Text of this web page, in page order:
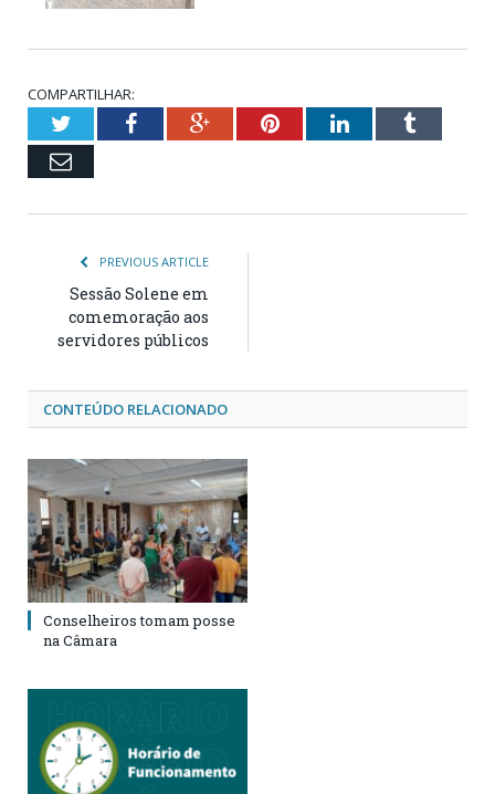
COMPARTILHAR:
TwitterFacebookGoogle+PinterestLinkedInTumblr
Email
PREVIOUS ARTICLE
Sessão Solene em
comemoração aos
servidores públicos
CONTEÚDO RELACIONADO
Conselheiros tomam posse
na Câmara